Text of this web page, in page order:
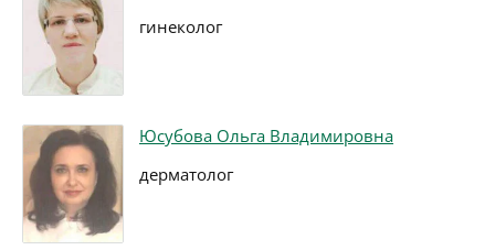
гинеколог
Юсубова Ольга Владимировна
дерматолог